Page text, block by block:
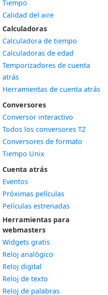
Tiempo
Calidad del aire
Calculadoras
Calculadora de tiempo
Calculadoras de edad
Temporizadores de cuenta
atrás
Herramientas de cuenta atrás
Conversores
Conversor interactivo
Todos los conversores TZ
Conversores de formato
Tiempo Unix
Cuenta atrás
Eventos
Próximas películas
Películas estrenadas
Herramientas para
webmasters
Widgets gratis
Reloj analógico
Reloj digital
Reloj de texto
Reloj de palabras